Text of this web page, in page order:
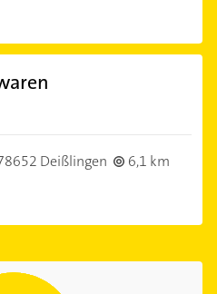
Deißlingen
6,1 km